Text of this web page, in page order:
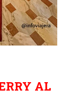
AL